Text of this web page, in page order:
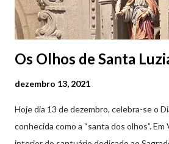
Os Olhos de Santa
dezembro 13, 2021
Hoje dia 13 de dezembro, celebra-se o
conhecida como a “santa dos olhos”.